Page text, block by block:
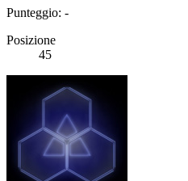
Punteggio: -
Posizione
45